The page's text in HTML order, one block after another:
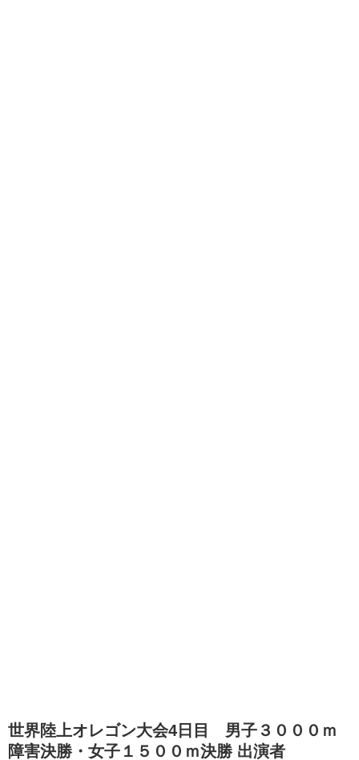
世界陸上オレゴン大会4日目 男子３０００ｍ
障害決勝・女子１５００ｍ決勝 出演者